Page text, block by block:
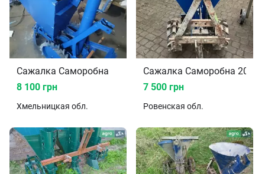
Сажалка Саморобна
8 100 грн
Хмельницкая обл.
Сажалка Саморобна 2010
7 500 грн
Ровенская обл.